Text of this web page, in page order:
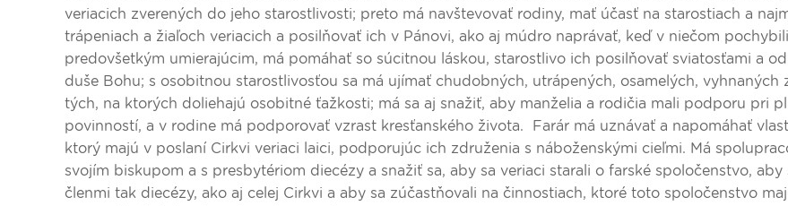
veriacich zverených do jeho starostlivosti; preto má navštevovať rodiny, mať účasť na starostiach a
trápeniach a žiaľoch veriacich a posilňovať ich v Pánovi, ako aj múdro naprávať, keď v niečom
predovšetkým umierajúcim, má pomáhať so súcitnou láskou, starostlivo ich posilňovať sviatosťami a
duše Bohu; s osobitnou starostlivosťou sa má ujímať chudobných, utrápených, osamelých, vyhnaných
tých, na ktorých doliehajú osobitné ťažkosti; má sa aj snažiť, aby manželia a rodičia mali podporu pri
povinností, a v rodine má podporovať vzrast kresťanského života. Farár má uznávať a napomáhať
ktorý majú v poslaní Cirkvi veriaci laici, podporujúc ich združenia s náboženskými cieľmi. Má
svojím biskupom a s presbytériom diecézy a snažiť sa, aby sa veriaci starali o farské spoločenstvo, aby
členmi tak diecézy, ako aj celej Cirkvi a aby sa zúčastňovali na činnostiach, ktoré toto spoločenstvo